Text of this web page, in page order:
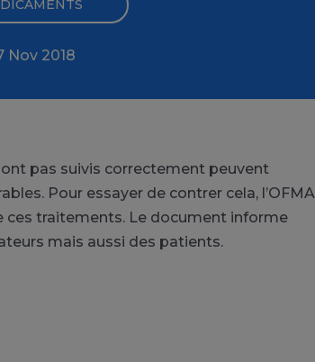
Nov 2018
pas suivis correctement peuvent
Pour essayer de contrer cela, l’OFMA
ces traitements. Le document informe
mais aussi des patients.